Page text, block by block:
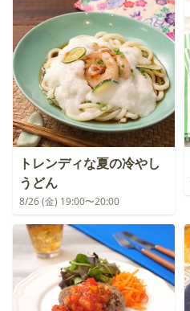
トレンディな夏の冷やし
うどん
8/26 (金) 19:00〜20:00